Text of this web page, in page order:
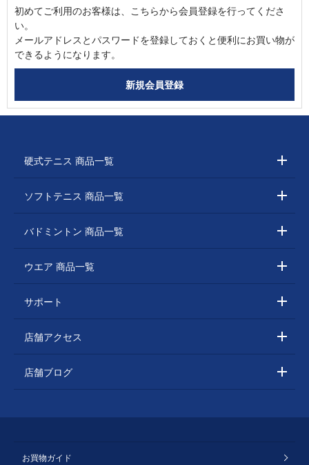
初めてご利用のお客様は、こちらから会員登録を行ってくださ
い。
メールアドレスとパスワードを登録しておくと便利にお買い物が
できるようになります。
硬式テニス 商品一覧
ソフトテニス 商品一覧
バドミントン 商品一覧
ウエア 商品一覧
サポート
店舗アクセス
店舗ブログ
お買物ガイド